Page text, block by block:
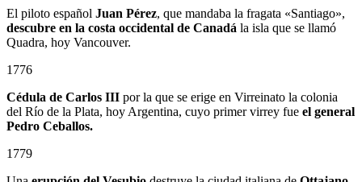
El piloto español Juan Pérez, que mandaba la fragata «Santiago»,
descubre en la costa occidental de Canadá la isla que se llamó
Quadra, hoy Vancouver.
1776
Cédula de Carlos III por la que se erige en Virreinato la colonia
del Río de la Plata, hoy Argentina, cuyo primer virrey fue el general
Pedro Ceballos.
1779